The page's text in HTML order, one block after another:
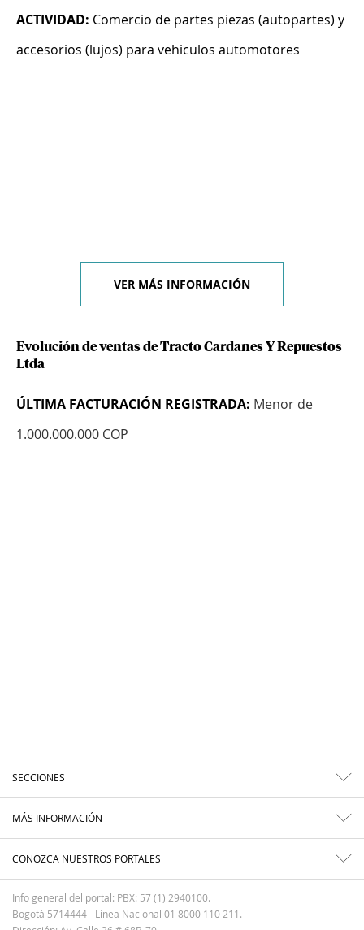
ACTIVIDAD: Comercio de partes piezas (autopartes) y
accesorios (lujos) para vehiculos automotores
VER MÁS INFORMACIÓN
Evolución de ventas de Tracto Cardanes Y Repuestos
Ltda
ÚLTIMA FACTURACIÓN REGISTRADA: Menor de
1.000.000.000 COP
SECCIONES
MÁS INFORMACIÓN
CONOZCA NUESTROS PORTALES
Info general del portal: PBX: 57 (1) 2940100.
Bogotá 5714444 - Línea Nacional 01 8000 110 211.